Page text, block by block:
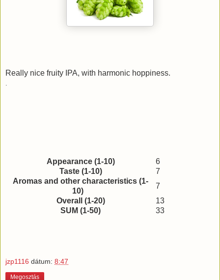
Really nice fruity IPA, with harmonic hoppiness.
Appearance (1-10)
6
Taste (1-10)
7
Aromas and other characteristics (1-
10)
7
Overall (1-20)
13
SUM (1-50)
33
jzp1116 dátum: 8:47
Megosztás